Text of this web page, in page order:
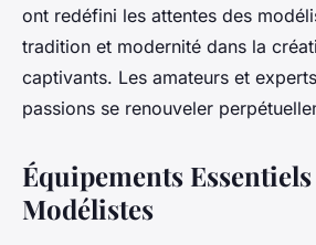
ont redéfini les attentes des
tradition et modernité dans la
captivants. Les amateurs et
passions se renouveler
Équipements
Modélistes